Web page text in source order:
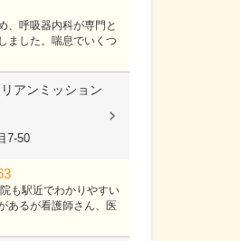
、呼吸器内科が専門と
ました。喘息でいくつ
アンミッション
7-50
も駅近でわかりやすい
あるが看護師さん、医